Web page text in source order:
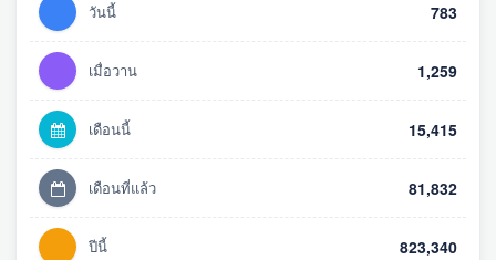
วันนี้ 783
เมื่อวาน 1,259
เดือนนี้ 15,415
เดือนที่แล้ว 81,832
ปีนี้ 823,340